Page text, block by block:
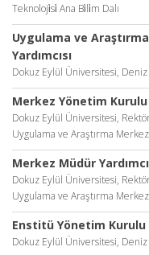
Teknoloji̇si̇ Ana Bi̇li̇m Dalı
Uygulama ve
Yardımcısı
Dokuz Eylül Üniversitesi,
Merkez Yönetim
Dokuz Eylül Üniversitesi,
Uygulama ve Araştırma
Merkez Müdür
Dokuz Eylül Üniversitesi,
Uygulama ve Araştırma
Enstitü Yönetim Kurulu
Dokuz Eylül Üniversitesi,